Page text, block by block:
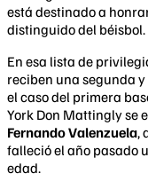
está destinado a
distinguido del béisbol.
En esa lista de
reciben una segunda
el caso del primera
York Don Mattingly se
Fernando Valenzuela,
falleció el año pasado
edad.